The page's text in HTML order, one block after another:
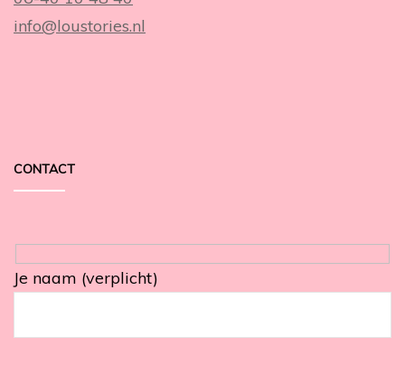
info@loustories.nl
CONTACT
Je naam (verplicht)